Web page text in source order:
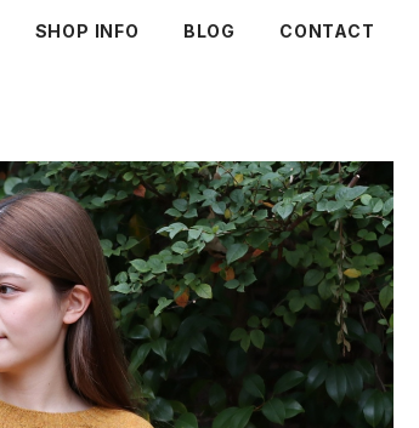
SHOP INFO BLOG CONTACT